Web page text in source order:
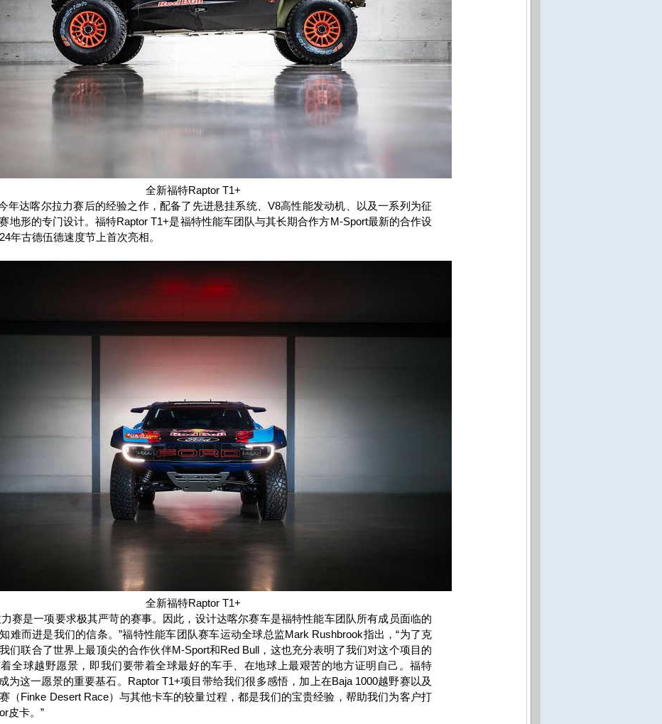
全新福特Raptor T1+
年达喀尔拉力赛后的经验之作，配备了先进悬挂系统、V8高性能发动机、以及一系列为征
地形的专门设计。福特Raptor T1+是福特性能车团队与其长期合作方M-Sport最新的合作设
年古德伍德速度节上首次亮相。
全新福特Raptor T1+
力赛是一项要求极其严苛的赛事。因此，设计达喀尔赛车是福特性能车团队所有成员面临的
难而进是我们的信条。”福特性能车团队赛车运动全球总监Mark Rushbrook指出，“为了克
们联合了世界上最顶尖的合作伙伴M-Sport和Red Bull ，这也充分表明了我们对这个项目的
全球越野愿景，即我们要带着全球最好的车手、在地球上最艰苦的地方证明自己。福特
为这一愿景的重要基石。 Raptor T1+项目带给我们很多感悟，加上在Baja 1000越野赛以及
（Finke Desert Race）与其他卡车的较量过程，都是我们的宝贵经验，帮助我们为客户打
皮卡。”